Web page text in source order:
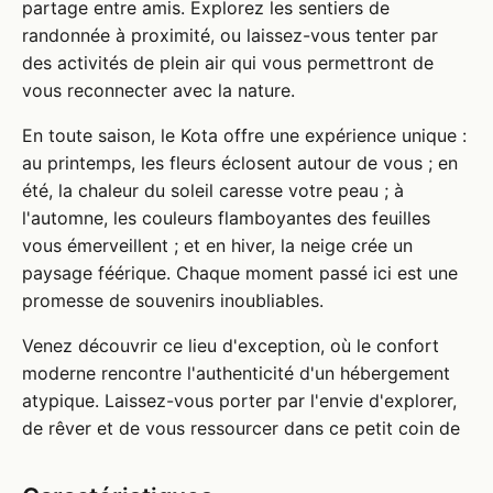
partage entre amis. Explorez les sentiers de
randonnée à proximité, ou laissez-vous tenter par
des activités de plein air qui vous permettront de
vous reconnecter avec la nature.
En toute saison, le Kota offre une expérience unique :
au printemps, les fleurs éclosent autour de vous ; en
été, la chaleur du soleil caresse votre peau ; à
l'automne, les couleurs flamboyantes des feuilles
vous émerveillent ; et en hiver, la neige crée un
paysage féérique. Chaque moment passé ici est une
promesse de souvenirs inoubliables.
Venez découvrir ce lieu d'exception, où le confort
moderne rencontre l'authenticité d'un hébergement
atypique. Laissez-vous porter par l'envie d'explorer,
de rêver et de vous ressourcer dans ce petit coin de